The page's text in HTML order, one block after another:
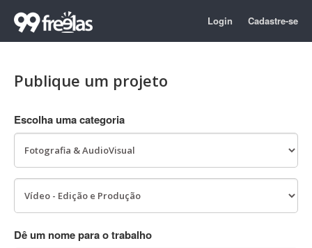
Login Cadastre-se
Publique um projeto
Escolha uma categoria
Dê um nome para o trabalho